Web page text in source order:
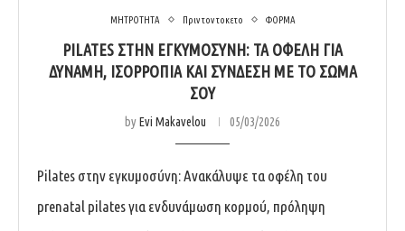
ΜΗΤΡΟΤΗΤΑ Πριν τον τοκετο ΦΟΡΜΑ
PILATES ΣΤΗΝ ΕΓΚΥΜΟΣΎΝΗ: ΤΑ ΟΦΈΛΗ ΓΙΑ
ΔΎΝΑΜΗ, ΙΣΟΡΡΟΠΊΑ ΚΑΙ ΣΎΝΔΕΣΗ ΜΕ ΤΟ ΣΏΜΑ
ΣΟΥ
byEvi Makavelou 05/03/2026
Pilates στην εγκυμοσύνη: Ανακάλυψε τα οφέλη του
prenatal pilates για ενδυνάμωση κορμού, πρόληψη